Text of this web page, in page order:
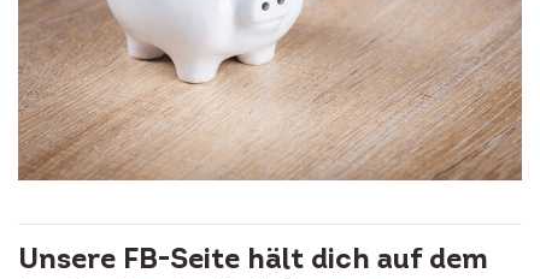
Unsere FB-Seite hält dich auf dem